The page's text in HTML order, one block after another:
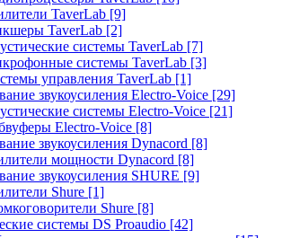
TaverLab [9]
TaverLab [2]
системы TaverLab [7]
системы TaverLab [3]
управления TaverLab [1]
звукоусиления Electro-Voice [29]
системы Electro-Voice [21]
Electro-Voice [8]
звукоусиления Dynacord [8]
мощности Dynacord [8]
звукоусиления SHURE [9]
Shure [1]
Shure [8]
системы DS Proaudio [42]